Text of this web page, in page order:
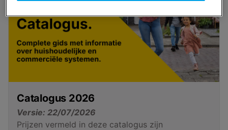
Catalogus 2026
Versie: 22/07/2026
Prijzen vermeld in deze catalogus zijn